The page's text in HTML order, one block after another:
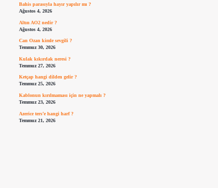
Bahis parasıyla hayır yapılır mı ?
Ağustos 4, 2026
Altın AO2 nedir ?
Ağustos 4, 2026
Can Ozan kimle sevgili ?
Temmuz 30, 2026
Kulak kıkırdak neresi ?
Temmuz 27, 2026
Ketçap hangi dilden gelir ?
Temmuz 25, 2026
Kablonun kırılmaması için ne yapmalı ?
Temmuz 23, 2026
Azerice ters’e hangi harf ?
Temmuz 21, 2026